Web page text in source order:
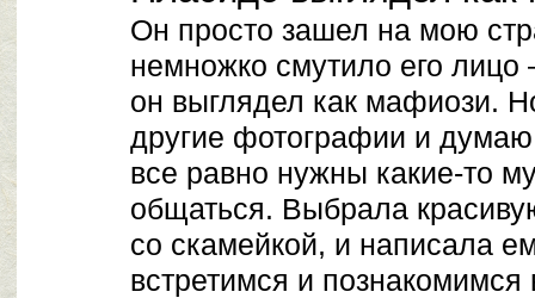
Он просто зашел на мою
немножко смутило его лицо
он выглядел как мафиози.
другие фотографии и
все равно нужны какие-то
общаться. Выбрала
со скамейкой, и написала
встретимся и